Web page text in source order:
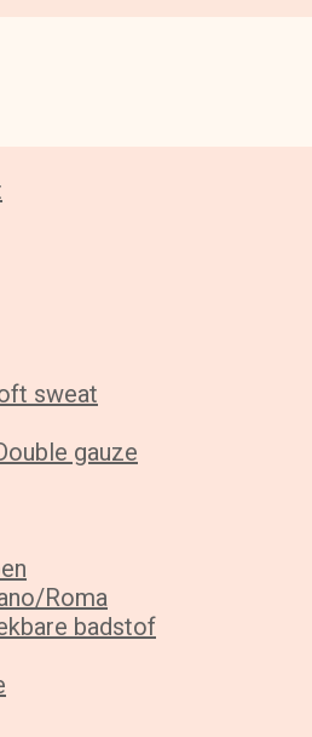
sweat
gauze
Roma
badstof